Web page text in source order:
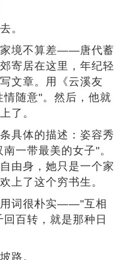
。
家境不算差——唐代蓄
寄居在这里，年纪轻
文章。用《云溪友
随意"。然后，他就
了。
具体的描述：姿容秀
一带最美的女子"。
由身，她只是一个家
上了这个穷书生。
用词很朴实——"互相
百转，就是那种日
路。